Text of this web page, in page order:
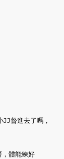
督進去了嗎，
，體能練好